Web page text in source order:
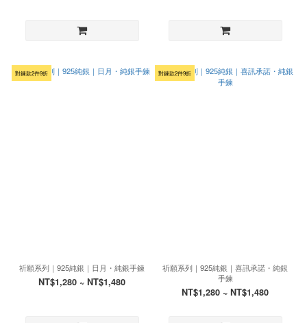
對鍊款2件9折
祈願系列｜925純銀｜日月・純銀手鍊
NT$1,280 ~ NT$1,480
對鍊款2件9折
祈願系列｜925純銀｜喜訊承諾・純銀
手鍊
NT$1,280 ~ NT$1,480